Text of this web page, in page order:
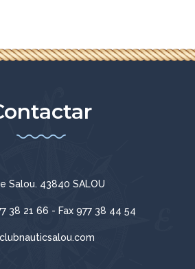
Salou. 43840 SALOU
38 21 66 - Fax 977 38 44 54